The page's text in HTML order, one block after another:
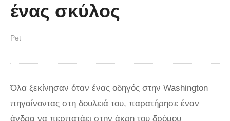
ένας σκύλος
Pet
Όλα ξεκίνησαν όταν ένας οδηγός στην Washington
πηγαίνοντας στη δουλειά του, παρατήρησε έναν
άνδρα να περπατάει στην άκρη του δρόμου